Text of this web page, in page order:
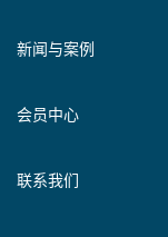
新闻与案例
会员中心
联系我们